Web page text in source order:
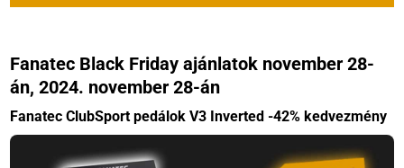
Fanatec Black Friday ajánlatok november 28-
án, 2024. november 28-án
Fanatec ClubSport pedálok V3 Inverted -42% kedvezmény